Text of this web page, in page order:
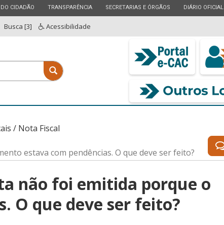
CIDADÃO ESTADO
TRANSPARÊNCIA ESTADO
SECRETARIAS E ÓRGÃOS ESTADO
DIÁRIO OFICIAL
Busca [3] Acessibilidade
Busque o seu serviço
/ Nota Fiscal
estava com pendências. O que deve ser feito?
não foi emitida porque o
O que deve ser feito?